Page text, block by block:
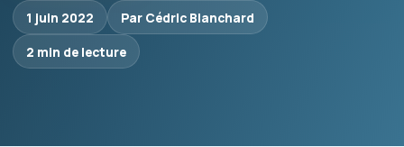
1 juin 2022
Par Cédric Blanchard
2 min de lecture